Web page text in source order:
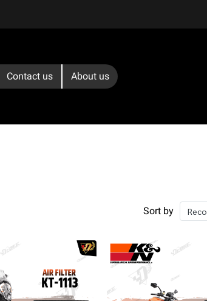
Contact us About us
Sort by